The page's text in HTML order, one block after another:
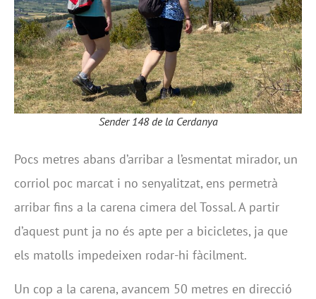
Sender 148 de la Cerdanya
Pocs metres abans d’arribar a l’esmentat mirador, un
corriol poc marcat i no senyalitzat, ens permetrà
arribar fins a la carena cimera del Tossal. A partir
d’aquest punt ja no és apte per a bicicletes, ja que
els matolls impedeixen rodar-hi fàcilment.
Un cop a la carena, avancem 50 metres en direcció